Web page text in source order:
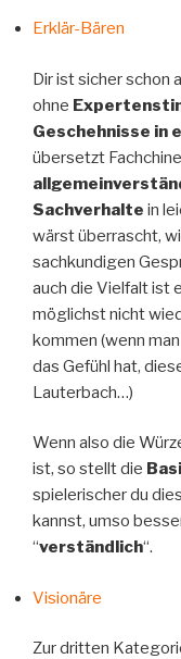
Erklär-Bären
Dir ist sicher schon
ohne
Geschehnisse in
übersetzt
Sachverhalte in
wärst überrascht,
sachkundigen
auch die Vielfalt ist
möglichst nicht
kommen (wenn
das Gefühl hat,
Lauterbach…)
Wenn also die
ist, so stellt die
spielerischer du
kannst, umso
“verständlich“.
Visionäre
Zur dritten